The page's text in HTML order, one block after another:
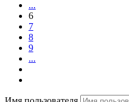
...
6
7
8
9
...